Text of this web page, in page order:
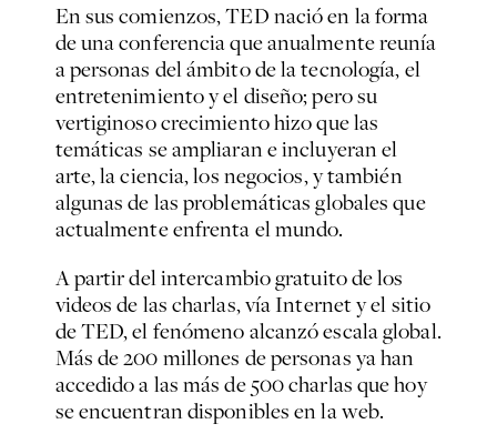
En sus comienzos, TED nació en la forma
de una conferencia que anualmente reunía
a personas del ámbito de la tecnología, el
entretenimiento y el diseño; pero su
vertiginoso crecimiento hizo que las
temáticas se ampliaran e incluyeran el
arte, la ciencia, los negocios, y también
algunas de las problemáticas globales que
actualmente enfrenta el mundo.
A partir del intercambio gratuito de los
videos de las charlas, vía Internet y el sitio
de TED, el fenómeno alcanzó escala global.
Más de 200 millones de personas ya han
accedido a las más de 500 charlas que hoy
se encuentran disponibles en la web.